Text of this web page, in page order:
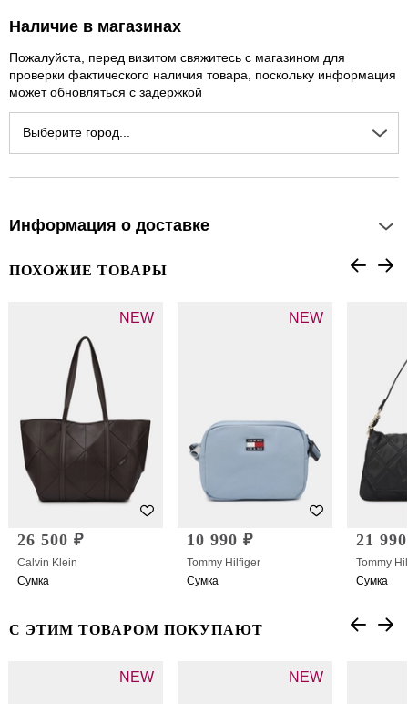
Наличие в магазинах
Пожалуйста, перед визитом свяжитесь с магазином для
проверки фактического наличия товара, поскольку информация
может обновляться с задержкой
Выберите город...
Информация о доставке
ПОХОЖИЕ ТОВАРЫ
NEW
26 500 ₽
Calvin Klein
Сумка
NEW
10 990 ₽
Tommy Hilfiger
Сумка
21
Tommy
Сумка
С ЭТИМ ТОВАРОМ ПОКУПАЮТ
NEW NEW